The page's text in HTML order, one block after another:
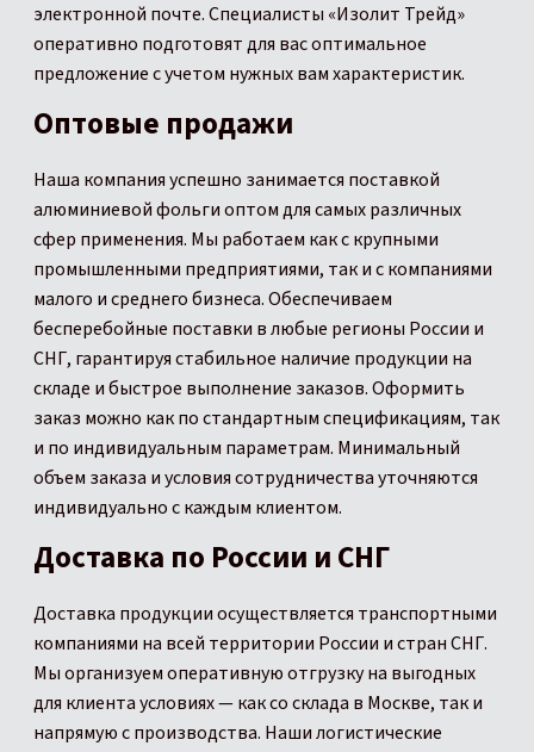
электронной почте. Специалисты «Изолит Трейд»
оперативно подготовят для вас оптимальное
предложение с учетом нужных вам характеристик.
Оптовые продажи
Наша компания успешно занимается поставкой
алюминиевой фольги оптом для самых различных
сфер применения. Мы работаем как с крупными
промышленными предприятиями, так и с компаниями
малого и среднего бизнеса. Обеспечиваем
бесперебойные поставки в любые регионы России и
СНГ, гарантируя стабильное наличие продукции на
складе и быстрое выполнение заказов. Оформить
заказ можно как по стандартным спецификациям, так
и по индивидуальным параметрам. Минимальный
объем заказа и условия сотрудничества уточняются
индивидуально с каждым клиентом.
Доставка по России и СНГ
Доставка продукции осуществляется транспортными
компаниями на всей территории России и стран СНГ.
Мы организуем оперативную отгрузку на выгодных
для клиента условиях — как со склада в Москве, так и
напрямую с производства. Наши логистические